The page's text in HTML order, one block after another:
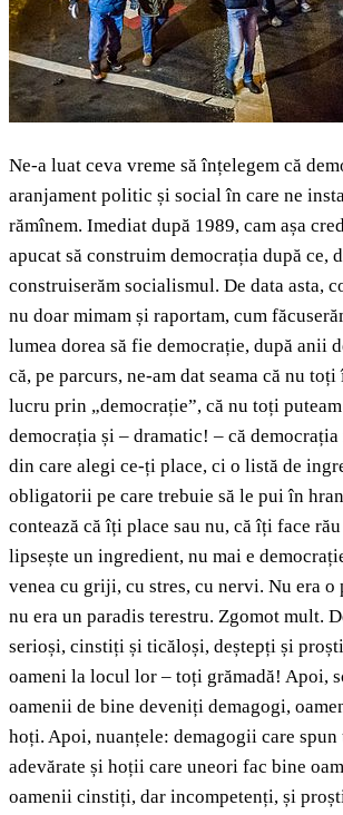
Ne-a luat ceva vreme să înțelegem că
aranjament politic și social în care ne
rămînem. Imediat după 1989, cam așa
apucat să construim democrația după ce,
construiserăm socialismul. De data asta,
nu doar mimam și raportam, cum
lumea dorea să fie democrație, după anii
că, pe parcurs, ne-am dat seama că nu
lucru prin „democrație”, că nu toți
democrația și – dramatic! – că democrația
din care alegi ce-ți place, ci o listă de
obligatorii pe care trebuie să le pui în
contează că îți place sau nu, că îți face
lipsește un ingredient, nu mai e
venea cu griji, cu stres, cu nervi. Nu era
nu era un paradis terestru. Zgomot mult.
serioși, cinstiți și ticăloși, deștepți și
oameni la locul lor – toți grămadă! Apoi,
oamenii de bine deveniți demagogi,
hoți. Apoi, nuanțele: demagogii care
adevărate și hoții care uneori fac bine
oamenii cinstiți, dar incompetenți, și